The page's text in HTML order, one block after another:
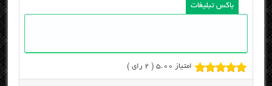
باکس تبلیغات
امتیاز 5.00 ( 2 رای )